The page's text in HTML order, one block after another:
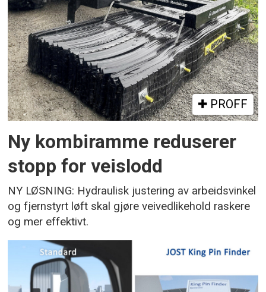
PROFF
Ny kombiramme reduserer
stopp for veislodd
NY LØSNING: Hydraulisk justering av arbeidsvinkel
og fjernstyrt løft skal gjøre veivedlikehold raskere
og mer effektivt.